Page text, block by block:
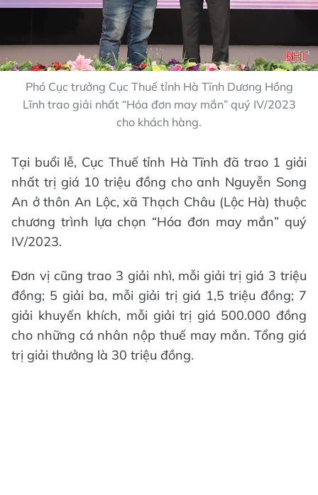
Phó Cục trưởng Cục Thuế tỉnh Hà Tĩnh Dương Hồng
Lĩnh trao giải nhất “Hóa đơn may mắn” quý IV/2023
cho khách hàng.
Tại buổi lễ, Cục Thuế tỉnh Hà Tĩnh đã trao 1 giải
nhất trị giá 10 triệu đồng cho anh Nguyễn Song
An ở thôn An Lộc, xã Thạch Châu (Lộc Hà) thuộc
chương trình lựa chọn “Hóa đơn may mắn” quý
IV/2023.
Đơn vị cũng trao 3 giải nhì, mỗi giải trị giá 3 triệu
đồng; 5 giải ba, mỗi giải trị giá 1,5 triệu đồng; 7
giải khuyến khích, mỗi giải trị giá 500.000 đồng
cho những cá nhân nộp thuế may mắn. Tổng giá
trị giải thưởng là 30 triệu đồng.